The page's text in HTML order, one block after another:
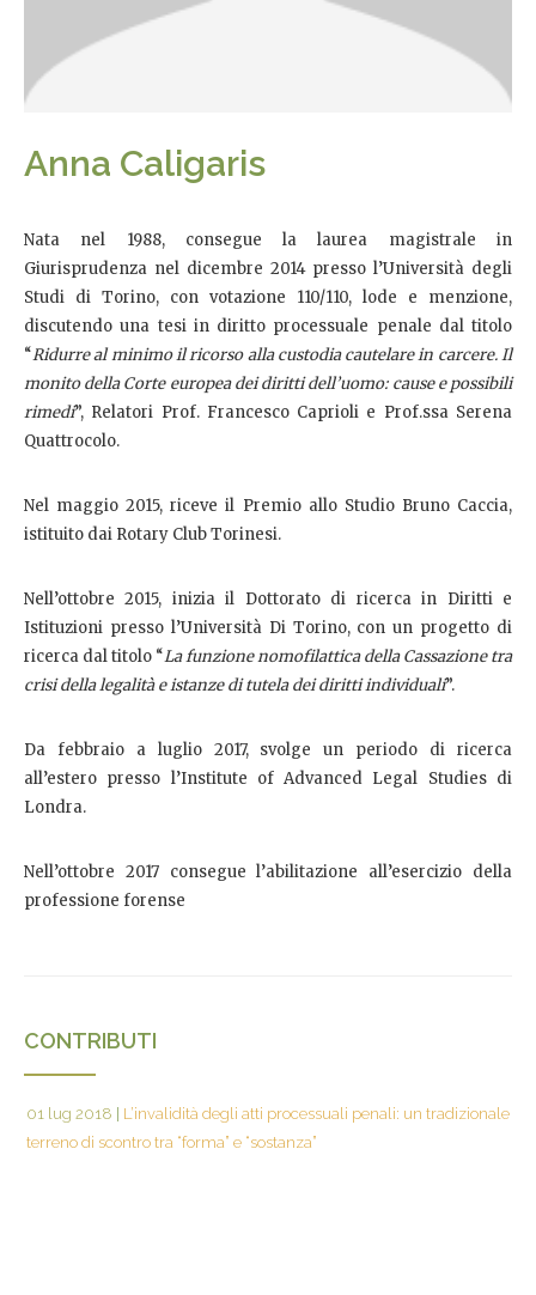
Anna Caligaris
Nata nel 1988, consegue la laurea magistrale in
Giurisprudenza nel dicembre 2014 presso l’Università degli
Studi di Torino, con votazione 110/110, lode e menzione,
discutendo una tesi in diritto processuale penale dal titolo
“Ridurre al minimo il ricorso alla custodia cautelare in carcere. Il
monito della Corte europea dei diritti dell’uomo: cause e possibili
rimedi”, Relatori Prof. Francesco Caprioli e Prof.ssa Serena
Quattrocolo.
Nel maggio 2015, riceve il Premio allo Studio Bruno Caccia,
istituito dai Rotary Club Torinesi.
Nell’ottobre 2015, inizia il Dottorato di ricerca in Diritti e
Istituzioni presso l’Università Di Torino, con un progetto di
ricerca dal titolo “La funzione nomofilattica della Cassazione tra
crisi della legalità e istanze di tutela dei diritti individuali”.
Da febbraio a luglio 2017, svolge un periodo di ricerca
all’estero presso l’Institute of Advanced Legal Studies di
Londra.
Nell’ottobre 2017 consegue l’abilitazione all’esercizio della
professione forense
CONTRIBUTI
01 lug 2018
L’invalidità degli atti processuali penali: un tradizionale
terreno di scontro tra “forma” e “sostanza”